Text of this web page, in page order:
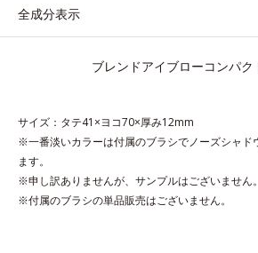
感触・密着性向上成分●ダブルブロックパウ
*1 ラウロイルリシン *2 マイカ、パーフ
トキシシラン *3 ヒアルロン酸Na、シリ
※アレルギーテスト済＝全ての方にアレルギー
ことではありません。
全成分表示
ブレンドアイブローコンパ
サイズ：タテ41×ヨコ70×厚み12mm
※一番淡いカラーは付属のブラシでノーズシャド
ます。
※申し訳ありませんが、サンプルはございません。
※付属のブラシの単品販売はございません。